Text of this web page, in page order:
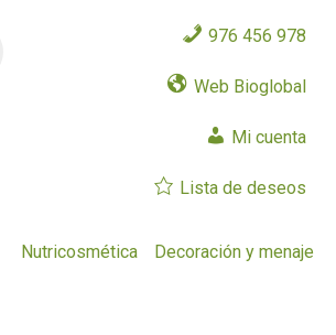
976 456 978
Web Bioglobal
Mi cuenta
Lista de deseos
Nutricosmética Decoración y menaje